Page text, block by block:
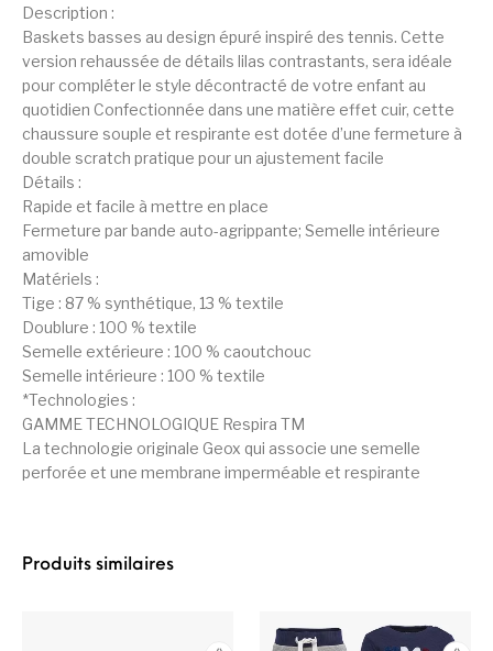
su
r
5
ba
sé
su
r
no
tat
io
ns
cli
en
t
Description :
Baskets basses au design épuré inspiré des tennis. Cette
version rehaussée de détails lilas contrastants, sera idéale
pour compléter le style décontracté de votre enfant au
quotidien Confectionnée dans une matière effet cuir, cette
chaussure souple et respirante est dotée d’une fermeture à
double scratch pratique pour un ajustement facile
Détails :
Rapide et facile à mettre en place
Fermeture par bande auto-agrippante; Semelle intérieure
amovible
Matériels :
Tige : 87 % synthétique, 13 % textile
Doublure : 100 % textile
Semelle extérieure : 100 % caoutchouc
Semelle intérieure : 100 % textile
*Technologies :
GAMME TECHNOLOGIQUE Respira TM
La technologie originale Geox qui associe une semelle
perforée et une membrane imperméable et respirante
Produits similaires